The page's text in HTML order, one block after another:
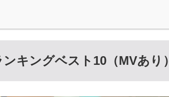
キングベスト10（MVあり）